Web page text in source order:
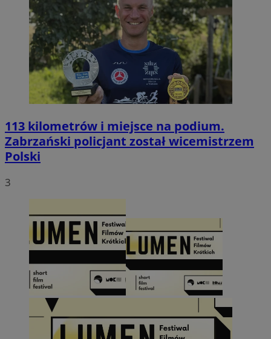
113 kilometrów i miejsce na podium.
Zabrzański policjant został wicemistrzem
Polski
3